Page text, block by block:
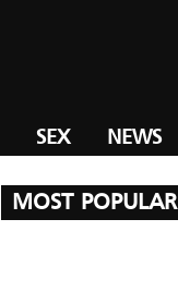
SEX NEWS
MOST POPULAR